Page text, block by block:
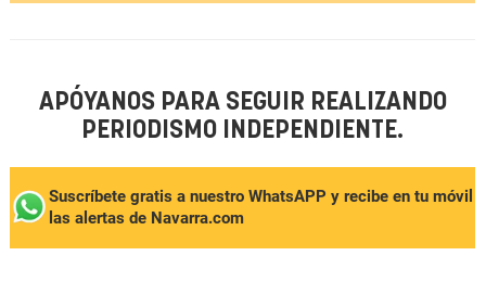
APÓYANOS PARA SEGUIR REALIZANDO
PERIODISMO INDEPENDIENTE.
Suscríbete gratis a nuestro WhatsAPP y recibe en tu móvil
las alertas de Navarra.com